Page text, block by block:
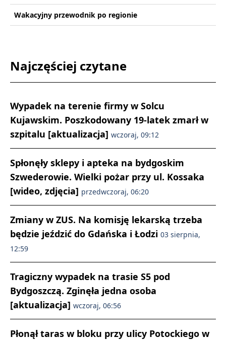
Wakacyjny przewodnik po regionie
Najczęściej czytane
Wypadek na terenie firmy w Solcu
Kujawskim. Poszkodowany 19-latek zmarł w
szpitalu [aktualizacja] wczoraj, 09:12
Spłonęły sklepy i apteka na bydgoskim
Szwederowie. Wielki pożar przy ul. Kossaka
[wideo, zdjęcia] przedwczoraj, 06:20
Zmiany w ZUS. Na komisję lekarską trzeba
będzie jeździć do Gdańska i Łodzi 03 sierpnia,
12:59
Tragiczny wypadek na trasie S5 pod
Bydgoszczą. Zginęła jedna osoba
[aktualizacja] wczoraj, 06:56
Płonął taras w bloku przy ulicy Potockiego w